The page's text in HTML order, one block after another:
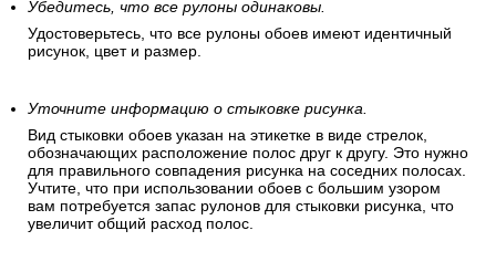
Убедитесь, что все рулоны одинаковы.
Удостоверьтесь, что все рулоны обоев имеют идентичный
рисунок, цвет и размер.
Уточните информацию о стыковке рисунка.
Вид стыковки обоев указан на этикетке в виде стрелок,
обозначающих расположение полос друг к другу. Это нужно
для правильного совпадения рисунка на соседних полосах.
Учтите, что при использовании обоев с большим узором
вам потребуется запас рулонов для стыковки рисунка, что
увеличит общий расход полос.